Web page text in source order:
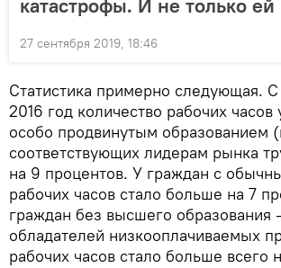
катастрофы. И не только ей
27 сентября 2019, 18:46
Статистика примерно следующая.
2016 год количество рабочих
особо продвинутым образованием
соответствующих лидерам рынка
на 9 процентов. У граждан с
рабочих часов стало больше на 7
граждан без высшего образования
обладателей низкооплачиваемых
рабочих часов стало больше всего